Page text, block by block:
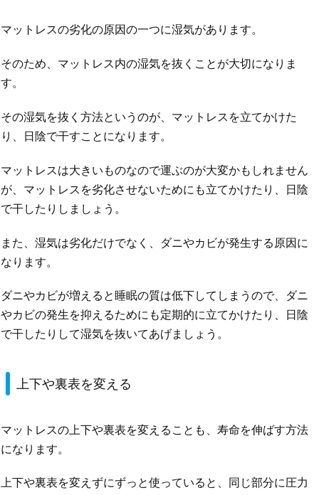
マットレスの劣化の原因の一つに湿気があります。
そのため、マットレス内の湿気を抜くことが大切になりま
す。
その湿気を抜く方法というのが、マットレスを立てかけた
り、日陰で干すことになります。
マットレスは大きいものなので運ぶのが大変かもしれません
が、マットレスを劣化させないためにも立てかけたり、日陰
で干したりしましょう。
また、湿気は劣化だけでなく、ダニやカビが発生する原因に
なります。
ダニやカビが増えると睡眠の質は低下してしまうので、ダニ
やカビの発生を抑えるためにも定期的に立てかけたり、日陰
で干したりして湿気を抜いてあげましょう。
上下や裏表を変える
マットレスの上下や裏表を変えることも、寿命を伸ばす方法
になります。
上下や裏表を変えずにずっと使っていると、同じ部分に圧力